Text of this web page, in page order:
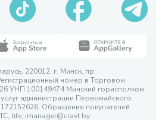
220012, г. Минск, пр.
номер в Торговом
УНП 100149474 Минский горисполком,
администрации Первомайского
Обращения покупателей
life, imanager@cravt.by.